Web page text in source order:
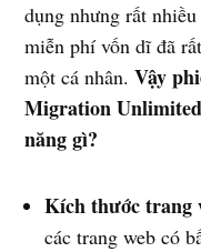
dụng nhưng rất
miễn phí vốn dĩ đã
một cá nhân.Vậy
Migration
năng gì?
Kích thước trang
các trang web có